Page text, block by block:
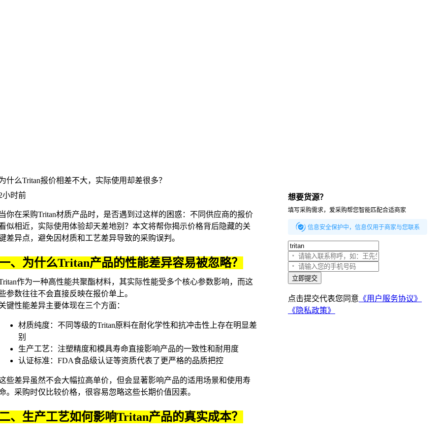
什么Tritan报价相差不大，实际使用却差很多？
小时前
你在采购Tritan材质产品时，是否遇到过这样的困惑：不同供应商的报价
似相近，实际使用体验却天差地别？本文将帮你揭示价格背后隐藏的关
差异点，避免因材质和工艺差异导致的采购误判。
、为什么Tritan产品的性能差异容易被忽略？
作为一种高性能共聚酯材料，其实际性能受多个核心参数影响，而这
参数往往不会直接反映在报价单上。
键性能差异主要体现在三个方面：
材质纯度：不同等级的Tritan原料在耐化学性和抗冲击性上存在明显差
别
生产工艺：注塑精度和模具寿命直接影响产品的一致性和耐用度
认证标准：FDA食品级认证等资质代表了更严格的品质把控
些差异虽然不会大幅拉高单价，但会显著影响产品的适用场景和使用寿
。采购时仅比较价格，很容易忽略这些长期价值因素。
、生产工艺如何影响Tritan产品的真实成本？
想要货源？
填写采购需求，爱采购帮您智能匹配合适商家
信息安全保护中，信息仅用于商家与您联系
立即提交
点击提交代表您同意 《用户服务协议》
《隐私政策》